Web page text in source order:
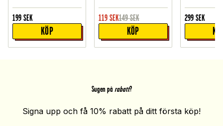
199 SEK
KÖP
119 SEK149 SEK
KÖP
299 SEK
Sugen på rabatt?
Signa upp och få 10% rabatt på ditt första köp!